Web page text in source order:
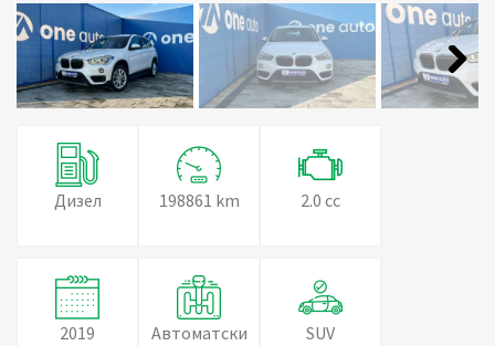
Next
Дизел 198861 km 2.0 cc
2019 Автоматски SUV